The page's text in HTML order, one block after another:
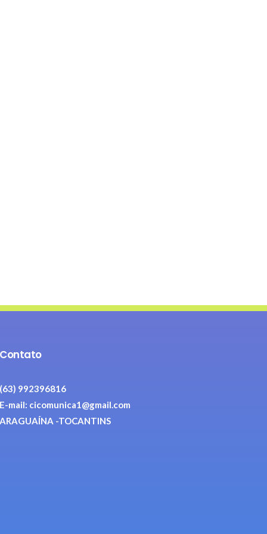
Contato
(63) 992396816
E-mail: cicomunica1@gmail.com
ARAGUAÍNA -TOCANTINS